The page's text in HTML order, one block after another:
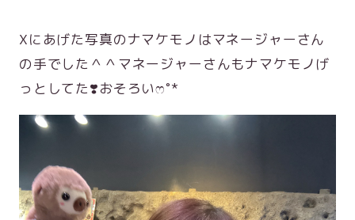
Xにあげた写真のナマケモノはマネージャーさん
の手でした＾＾マネージャーさんもナマケモノげ
っとしてた❣️おそろいෆ˚*